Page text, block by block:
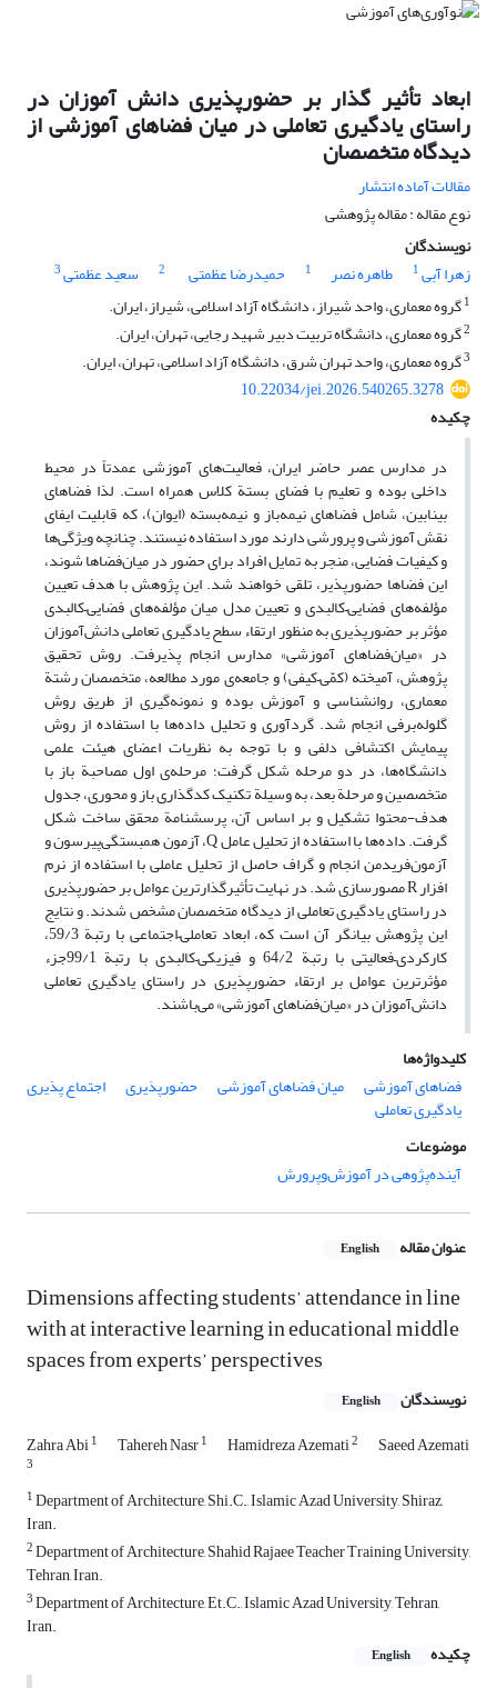
ابعاد تأثیر گذار بر حضورپذیری دانش آموزان در
راستای یادگیری تعاملی در میان فضاهای آموزشی از
دیدگاه متخصصان
مقالات آماده انتشار
نوع مقاله : مقاله پژوهشی
نویسندگان
زهرا آبی1 طاهره نصر 1 حمیدرضا عظمتی 2 سعید عظمتی3
1گروه معماری، واحد شیراز، دانشگاه آزاد اسلامی، شیراز، ایران.
2گروه معماری، دانشگاه تربیت دبیر شهید رجایی، تهران، ایران.
3گروه معماری، واحد تهران شرق، دانشگاه آزاد اسلامی، تهران، ایران.
10.22034/jei.2026.540265.3278
چکیده
در مدارس عصر حاضر ایران، فعالیت‌های آموزشی عمدتاً در محیط
داخلی بوده و تعلیم با فضای بستة کلاس همراه است. لذا فضاهای
بینابین، شامل فضاهای نیمه‌باز و نیمه‌بسته (ایوان)، که قابلیت ایفای
نقش آموزشی و پرورشی دارند مورد استفاده نیستند. چنانچه ویژگی‌ها
و کیفیات فضایی، منجر به تمایل افراد برای حضور در میان‌فضاها شوند،
این فضاها حضورپذیر، تلقی خواهند شد. این پژوهش با هدف تعیین
مؤلفه‌های فضایی–کالبدی و تعیین مدل میان مؤلفه‌های فضایی–کالبدی
مؤثر بر حضورپذیری به منظور ارتقاء سطح یادگیری تعاملی دانش‌آموزان
در «میان‌فضاهای آموزشی» مدارس انجام پذیرفت. روش ‌تحقیق
پژوهش، آمیخته (کمّی–کیفی) و جامعه‌ی مورد مطالعه‌، متخصصان رشتة‌
معماری، روانشناسی و آموزش بوده و نمونه‌گیری از طریق روش
گلوله‌برفی انجام شد. گردآوری و تحلیل داده‌ها با استفاده از روش
پیمایش اکتشافی دلفی و با توجه به نظریات اعضای هیئت ‌علمی
دانشگاه‌ها، در دو مرحله شکل گرفت؛ مرحله‌ی اول مصاحبة باز با
متخصصین و مرحلة بعد، به وسیلة تکنیک کدگذاری باز و محوری، جدول
هدف-محتوا تشکیل و بر اساس آن، پرسشنامة‌ محقق ساخت شکل‌
گرفت. داده‌ها با استفاده از تحلیل عامل Q، آزمون همبستگی‌پیرسون و
آزمون‌فریدمن انجام و گراف حاصل از تحلیل عاملی با استفاده از نرم‌
افزار R مصورسازی شد. در نهایت تأثیرگذارترین عوامل بر حضورپذیری
در راستای یادگیری تعاملی از دیدگاه متخصصان مشخص شدند. و نتایج
این پژوهش بیانگر آن است که، ابعاد تعاملی–اجتماعی با رتبة 59/3،
کارکردی–فعالیتی با رتبة 64/2 و فیزیکی–کالبدی با رتبة 99/1جزء
مؤثرترین عوامل بر ارتقاء حضورپذیری در راستای یادگیری تعاملی
دانش‌آموزان در «میان‌فضاهای آموزشی» می‌باشند.
کلیدواژه‌ها
فضاهای آموزشی
میان فضاهای آموزشی حضورپذیری اجتماع پذیری
یادگیری تعاملی
موضوعات
آینده‌پژوهی در آموزش‌وپرورش
عنوان مقاله English
Dimensions affecting students’ attendance in line
with at interactive learning in educational middle
spaces from experts’ perspectives
نویسندگان English
Zahra Abi1 Tahereh Nasr1 Hamidreza Azemati2 Saeed Azemati
3
1Department of Architecture, Shi.C., Islamic Azad University, Shiraz,
Iran.
2Department of Architecture, Shahid Rajaee Teacher Training University,
Tehran, Iran.
3Department of Architecture, Et.C., Islamic Azad University, Tehran,
Iran.
چکیده
English